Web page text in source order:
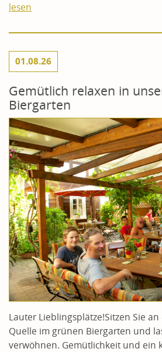
lesen
01.08.26
Gemütlich relaxen in
Biergarten
Lauter Lieblingsplätze!Sitzen Sie
Quelle im grünen Biergarten und
verwöhnen. Gemütlichkeit und ein